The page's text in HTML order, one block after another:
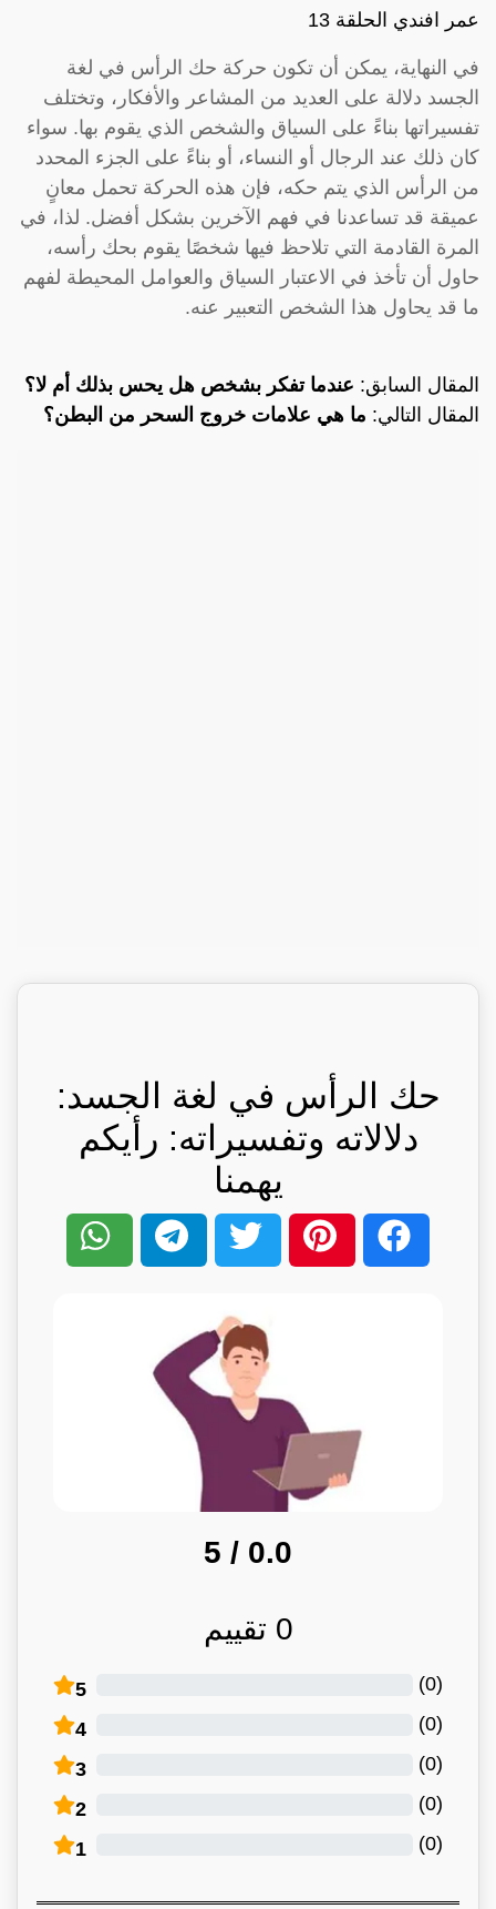
عمر افندي الحلقة 13
في النهاية، يمكن أن تكون حركة حك الرأس في لغة
الجسد دلالة على العديد من المشاعر والأفكار، وتختلف
تفسيراتها بناءً على السياق والشخص الذي يقوم بها. سواء
كان ذلك عند الرجال أو النساء، أو بناءً على الجزء المحدد
من الرأس الذي يتم حكه، فإن هذه الحركة تحمل معانٍ
عميقة قد تساعدنا في فهم الآخرين بشكل أفضل. لذا، في
المرة القادمة التي تلاحظ فيها شخصًا يقوم بحك رأسه،
حاول أن تأخذ في الاعتبار السياق والعوامل المحيطة لفهم
ما قد يحاول هذا الشخص التعبير عنه.
المقال السابق: عندما تفكر بشخص هل يحس بذلك أم لا؟
المقال التالي: ما هي علامات خروج السحر من البطن؟
حك الرأس في لغة الجسد:
دلالاته وتفسيراته: رأيكم
يهمنا
0.0
/ 5
0 تقييم
5 (
0
)
4 (
0
)
3 (
0
)
2 (
0
)
1 (
0
)